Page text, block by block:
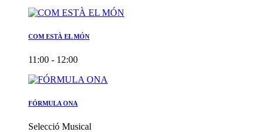
COM ESTÀ EL MÓN
11:00 - 12:00
FÓRMULA ONA
Selecció Musical